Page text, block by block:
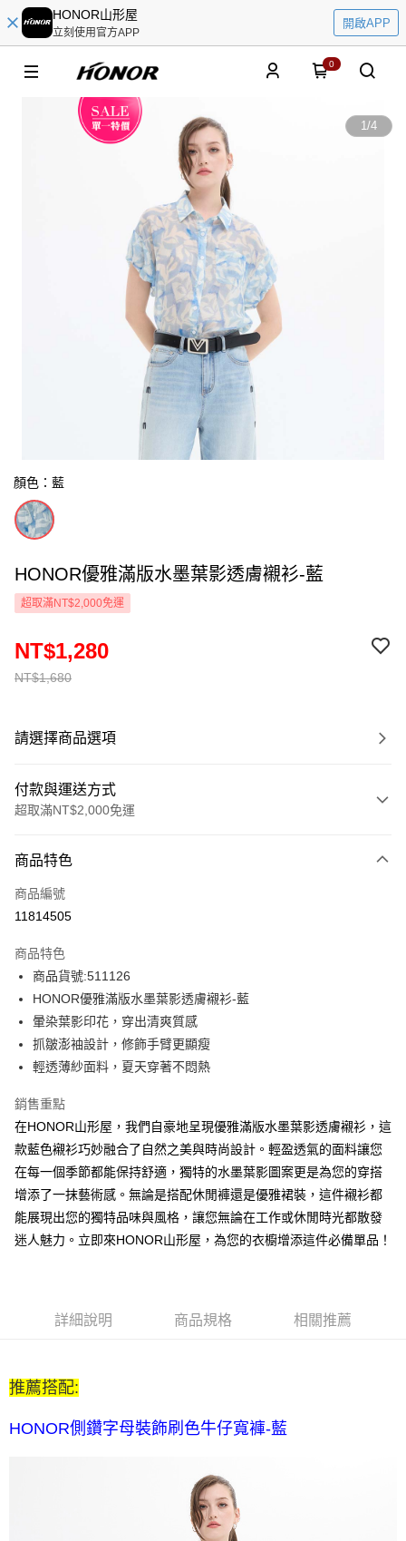
HONOR山形屋
立刻使用官方APP
開啟APP
0
1/4
顏色：藍
HONOR優雅滿版水墨葉影透膚襯衫-藍
超取滿NT$2,000免運
NT$1,680
NT$1,280
請選擇商品選項
付款與運送方式
超取滿NT$2,000免運
信用卡一次付款
超商取貨付款
Apple Pay
街口支付
悠遊付
Google Pay
ATM付款
運送方式
全家取貨付款 -訂單滿 $2000 元即享免運服務，未滿則另收
$80 元物流費用。
每筆NT$80，滿NT$2,000(含以上)免運費
每筆NT$80，滿NT$2,000(含以上)免運費
7-11付款後取貨-訂單滿 $2000 元即享免運服務-未滿則另收
宅配送到家-訂單滿 $2000 元即享免運服務-未滿則另收 $120 元物
商品特色
商品編號
11814505
商品特色
商品貨號:511126
HONOR優雅滿版水墨葉影透膚襯衫-藍
暈染葉影印花，穿出清爽質感
抓皺澎袖設計，修飾手臂更顯瘦
輕透薄紗面料，夏天穿著不悶熱
銷售重點
在HONOR山形屋，我們自豪地呈現優雅滿版水墨葉影透膚襯衫，這
款藍色襯衫巧妙融合了自然之美與時尚設計。輕盈透氣的面料讓您
在每一個季節都能保持舒適，獨特的水墨葉影圖案更是為您的穿搭
增添了一抹藝術感。無論是搭配休閒褲還是優雅裙裝，這件襯衫都
能展現出您的獨特品味與風格，讓您無論在工作或休閒時光都散發
迷人魅力。立即來HONOR山形屋，為您的衣櫥增添這件必備單品！
詳細說明 商品規格 相關推薦
推薦搭配:
HONOR側鑽字母裝飾刷色牛仔寬褲-藍